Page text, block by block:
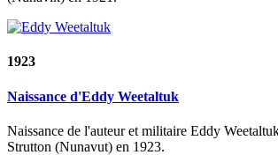
1923
Naissance d'Eddy Weetaltuk
Naissance de l'auteur et militaire Eddy
Strutton (Nunavut) en 1923.